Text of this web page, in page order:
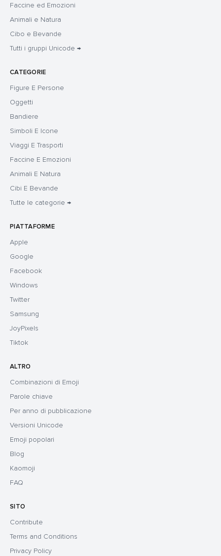
Faccine ed Emozioni
Animali e Natura
Cibo e Bevande
Tutti i gruppi Unicode →
CATEGORIE
Figure E Persone
Oggetti
Bandiere
Simboli E Icone
Viaggi E Trasporti
Faccine E Emozioni
Animali E Natura
Cibi E Bevande
Tutte le categorie →
PIATTAFORME
Apple
Google
Facebook
Windows
Twitter
Samsung
JoyPixels
Tiktok
ALTRO
Combinazioni di Emoji
Parole chiave
Per anno di pubblicazione
Versioni Unicode
Emoji popolari
Blog
Kaomoji
FAQ
SITO
Contribute
Terms and Conditions
Privacy Policy